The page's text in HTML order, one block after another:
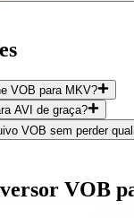
VOB para MKV?
AVI de graça?
VOB sem perder
VOB